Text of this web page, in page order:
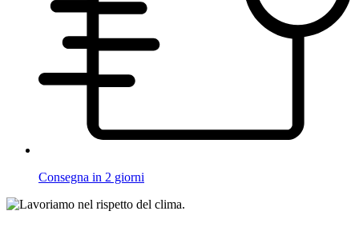
Consegna in 2 giorni